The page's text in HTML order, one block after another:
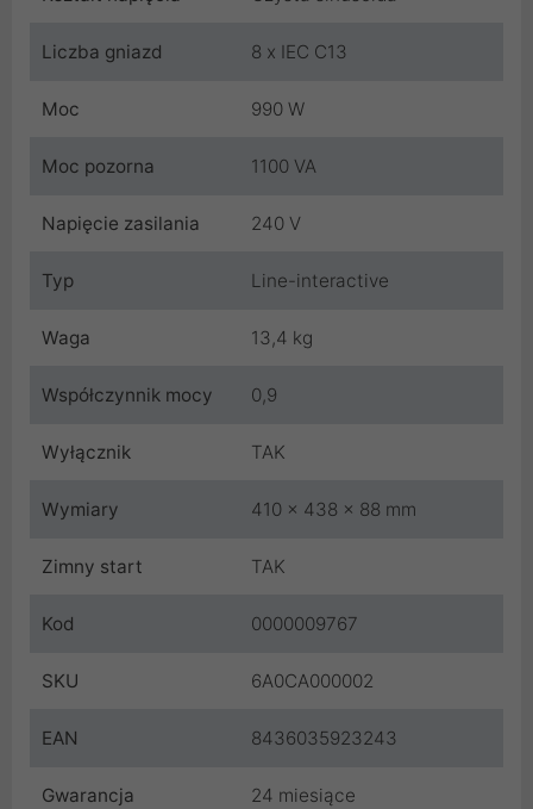
Liczba gniazd 8 x IEC C13
Moc 990 W
Moc pozorna 1100 VA
Napięcie zasilania 240 V
Typ Line-interactive
Waga 13,4 kg
Współczynnik mocy 0,9
Wyłącznik TAK
Wymiary 410 × 438 × 88 mm
Zimny start TAK
Kod 0000009767
SKU 6A0CA000002
EAN 8436035923243
Gwarancja
24 miesiące